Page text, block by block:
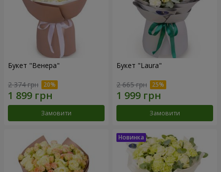
Букет "Венера"
2 374 грн
Замовити
Букет "Laura"
2 665 грн
Замовити